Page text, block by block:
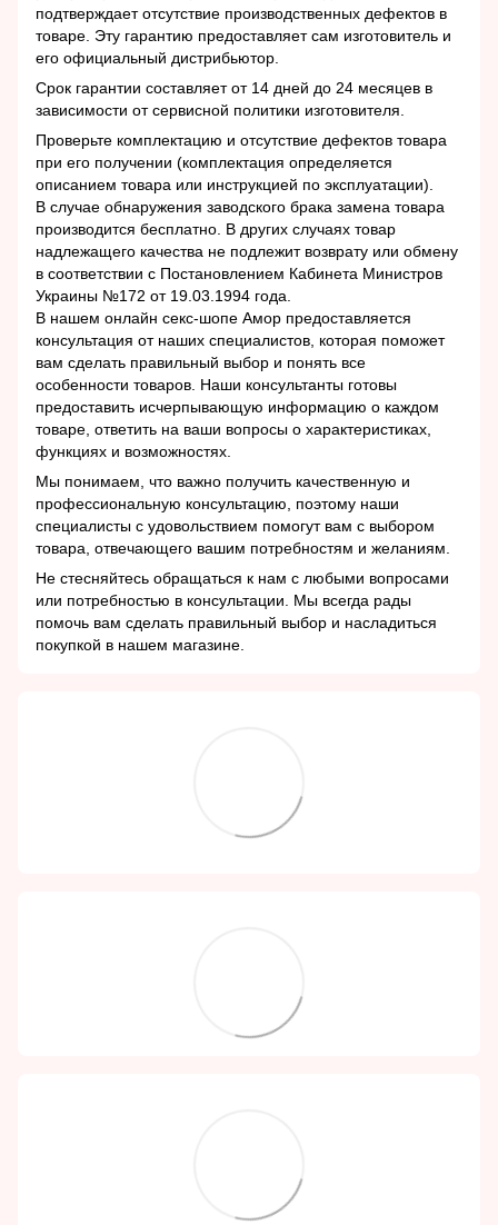
подтверждает отсутствие производственных дефектов в
товаре. Эту гарантию предоставляет сам изготовитель и
его официальный дистрибьютор.
Срок гарантии составляет от 14 дней до 24 месяцев в
зависимости от сервисной политики изготовителя.
Проверьте комплектацию и отсутствие дефектов товара
при его получении (комплектация определяется
описанием товара или инструкцией по эксплуатации).
В случае обнаружения заводского брака замена товара
производится бесплатно. В других случаях товар
надлежащего качества не подлежит возврату или обмену
в соответствии с Постановлением Кабинета Министров
Украины №172 от 19.03.1994 года.
В нашем онлайн секс-шопе Амор предоставляется
консультация от наших специалистов, которая поможет
вам сделать правильный выбор и понять все
особенности товаров. Наши консультанты готовы
предоставить исчерпывающую информацию о каждом
товаре, ответить на ваши вопросы о характеристиках,
функциях и возможностях.
Мы понимаем, что важно получить качественную и
профессиональную консультацию, поэтому наши
специалисты с удовольствием помогут вам с выбором
товара, отвечающего вашим потребностям и желаниям.
Не стесняйтесь обращаться к нам с любыми вопросами
или потребностью в консультации. Мы всегда рады
помочь вам сделать правильный выбор и насладиться
покупкой в нашем магазине.